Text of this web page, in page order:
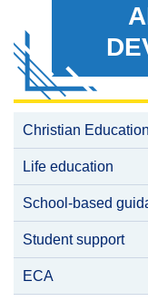
Christian Education
Life education
School-based
Student support
ECA